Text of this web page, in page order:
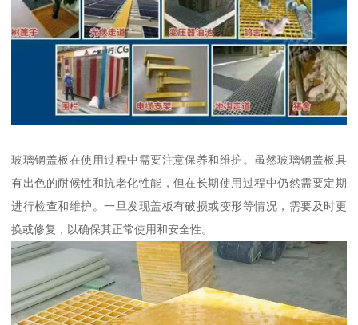
玻璃钢盖板在使用过程中需要注意保养和维护。虽然玻璃钢盖板具
有出色的耐候性和抗老化性能，但在长期使用过程中仍然需要定期
进行检查和维护。一旦发现盖板有破损或变形等情况，需要及时更
换或修复，以确保其正常使用和安全性。